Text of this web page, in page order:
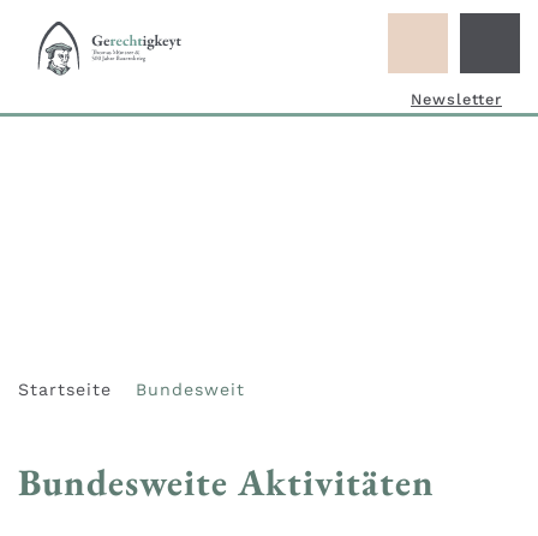
Newsletter
Startseite Bundesweit
Bundesweite Aktivitäten